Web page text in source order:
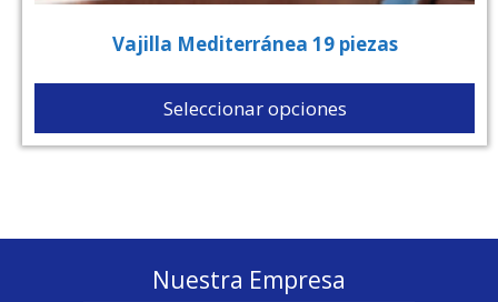
Vajilla Mediterránea 19 piezas
Seleccionar opciones
Nuestra Empresa